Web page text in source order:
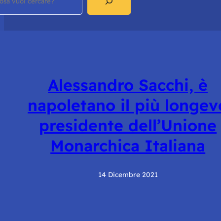
Alessandro Sacchi, è
napoletano il più
presidente dell’Unione
Monarchica Italiana
14 Dicembre 2021